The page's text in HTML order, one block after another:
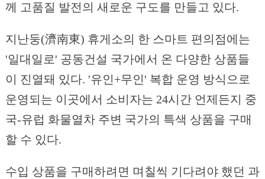
께 고품질 발전의 새로운 구도를 만들고 있다.
지난둥(濟南東) 휴게소의 한 스마트 편의점에는
'일대일로' 공동건설 국가에서 온 다양한 상품들
이 진열돼 있다. '유인+무인' 복합 운영 방식으로
운영되는 이곳에서 소비자는 24시간 언제든지 중
국-유럽 화물열차 주변 국가의 특색 상품을 구매
할 수 있다.
수입 상품을 구매하려면 며칠씩 기다려야 했던 과